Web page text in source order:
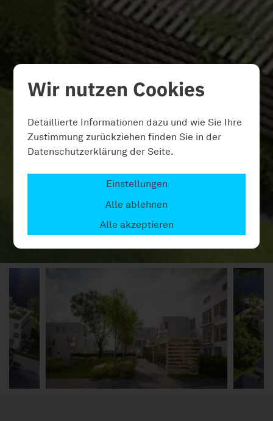
Wir nutzen Cookies
Detaillierte Informationen dazu und wie Sie Ihre
Zustimmung zurückziehen finden Sie in der
Datenschutzerklärung der Seite.
Einstellungen
Alle ablehnen
Alle akzeptieren